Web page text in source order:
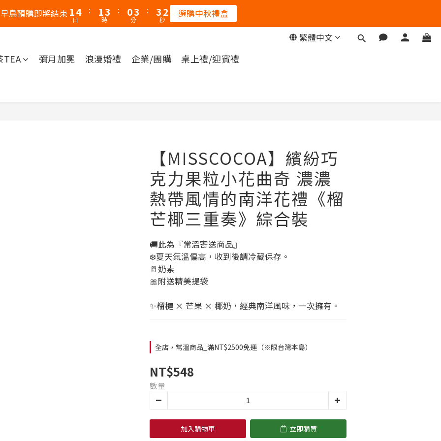
鳥預購即將結束 1
0
4
3
日
:
1
0
3
2
時
:
03
2
分
:
3
2
0
秒
選購中秋禮盒
繁體中文
TEA 彌月加冕 浪漫婚禮 企業/團購 桌上禮/迎賓禮
【MISSCOCOA】繽紛巧
克力果粒小花曲奇 濃濃
熱帶風情的南洋花禮《榴
芒椰三重奏》綜合裝
🚚此為『常溫寄送商品』
❄️夏天氣溫偏高，收到後請冷藏保存。
🥛奶素
🎀附送精美提袋
✨榴槤 × 芒果 × 椰奶，經典南洋風味，一次擁有。
全店，常溫商品_滿NT$2500免運（※限台灣本島）
NT$548
數量
加入購物車 立即購買